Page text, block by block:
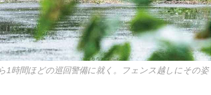
1時間ほどの巡回警備に就く。フェンス越しにその姿